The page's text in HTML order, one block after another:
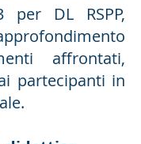
per DL RSPP,
affrontati,
partecipanti in